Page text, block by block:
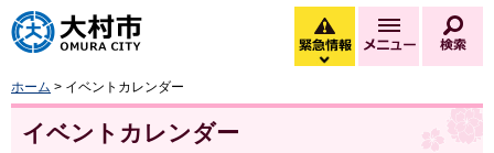
大村市
緊急情報
緊急情報を開く
メニュー
ホーム > イベントカレンダー
イベントカレンダー